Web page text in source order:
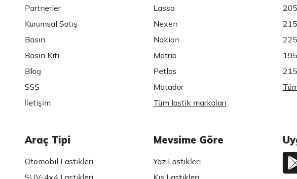
Partnerler
Kurumsal Satış
Basın
Basın Kiti
Blog
SSS
İletişim
Lassa
Nexen
Nokian
Motrio
Petlas
Matador
Tüm lastik markaları
Araç Tipi
Otomobil Lastikleri
SUV-4x4 Lastikleri
Mevsime Göre
Yaz Lastikleri
Kış Lastikleri